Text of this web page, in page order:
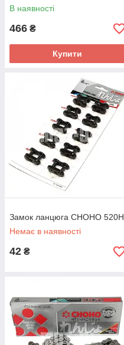
В наявності
466 ₴
Купити
Замок ланцюга CHOHO 520H
Немає в наявності
42 ₴